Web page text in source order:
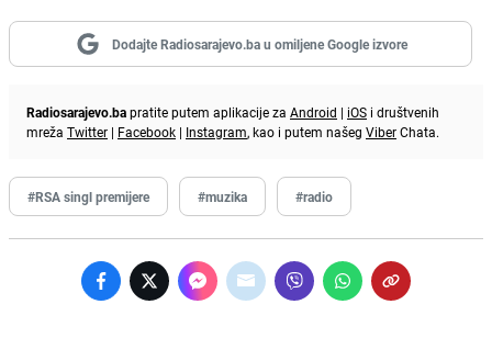
Dodajte Radiosarajevo.ba u omiljene Google izvore
Radiosarajevo.bapratite putem aplikacije za Android | iOS i društvenih
mreža Twitter | Facebook | Instagram, kao i putem našeg ViberChata.
#RSA singl premijere #muzika #radio